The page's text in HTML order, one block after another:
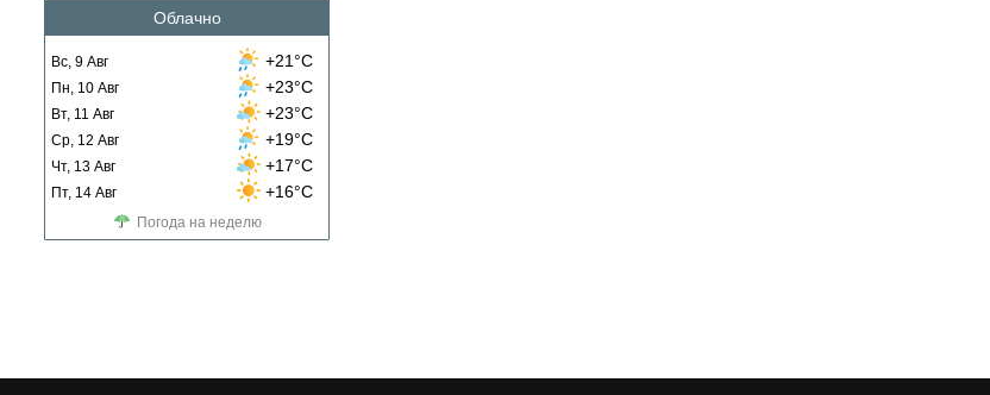
Облачно
Вс, 9 Авг +21°C
Пн, 10 Авг +23°C
Вт, 11 Авг +23°C
Ср, 12 Авг +19°C
Чт, 13 Авг +17°C
Пт, 14 Авг +16°C
Погода на неделю